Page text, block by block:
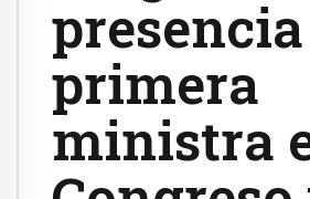
primera
ministra